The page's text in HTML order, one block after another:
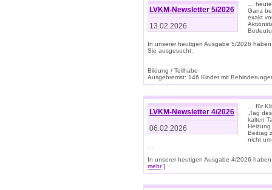
LVKM-Newsletter 5/2026
13.02.2026
…
Ganz
exakt
In unserer heutigen Ausgabe 5/2026
Sie ausgesucht:
Bildung / Teilhabe
Ausgebremst: 146 Kinder mit
LVKM-Newsletter 4/2026
06.02.2026
… für
„Tag
kalten
Beitrag
nicht
In unserer heutigen Ausgabe 4/2026
mehr]